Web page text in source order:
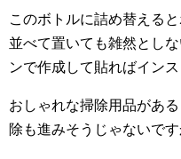
このボトルに詰め替える
並べて置いても雑然とし
ンで作成して貼ればイン
おしゃれな掃除用品があ
除も進みそうじゃないです